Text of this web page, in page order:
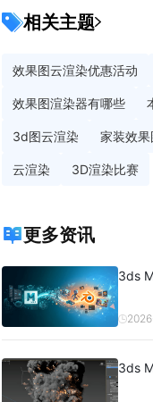
相关主题
效果图云渲染优惠活动
效果图渲染器有哪些
3d图云渲染 家装效果
云渲染 3D渲染比赛
更多资讯
3ds
3ds